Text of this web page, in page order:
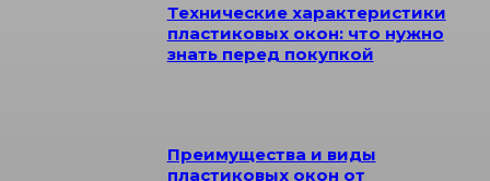
Технические характеристики
пластиковых окон: что нужно
знать перед покупкой
Преимущества и виды
пластиковых окон от